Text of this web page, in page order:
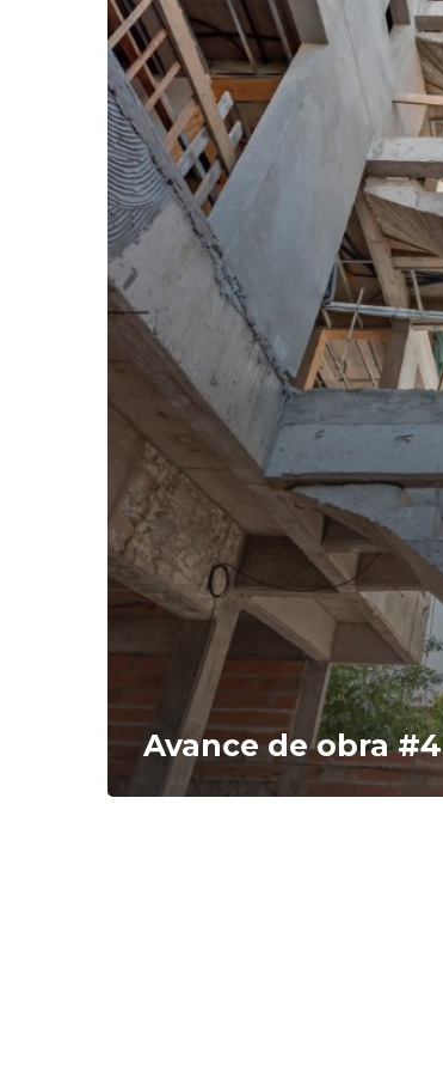
Avance de obra #4